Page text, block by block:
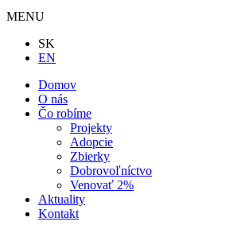
MENU
SK
EN
Domov
O nás
Čo robíme
Projekty
Adopcie
Zbierky
Dobrovoľníctvo
Venovať 2%
Aktuality
Kontakt